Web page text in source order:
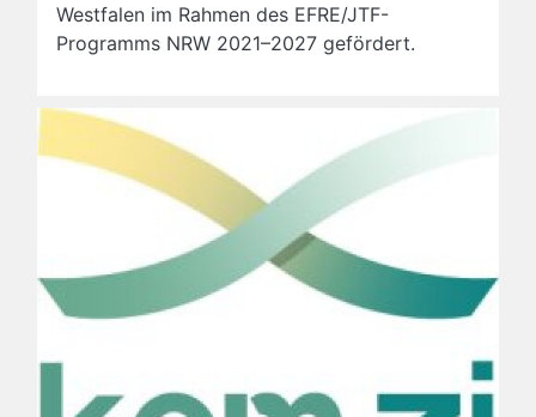
Westfalen im Rahmen des EFRE/JTF-
Programms NRW 2021–2027 gefördert.